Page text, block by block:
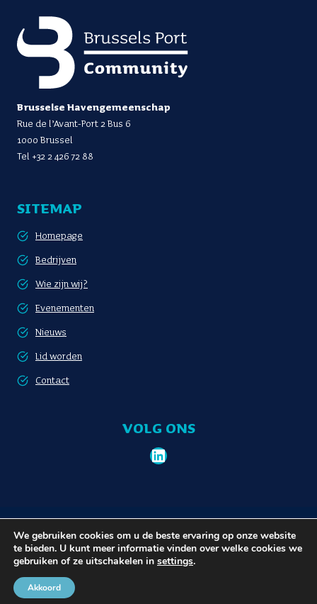
Brusselse Havengemeenschap
Rue de l’Avant-Port 2 Bus 6
1000 Brussel
Tel +32 2 426 72 88
SITEMAP
Homepage
Bedrijven
Wie zijn wij?
Evenementen
Nieuws
Lid worden
Contact
VOLG ONS
LinkedIn
© 2026 Communauté Portuaire Bruxelloise
We gebruiken cookies om u de beste ervaring op onze website
te bieden. U kunt meer informatie vinden over welke cookies we
gebruiken of ze uitschakelen in settings.
Akkoord